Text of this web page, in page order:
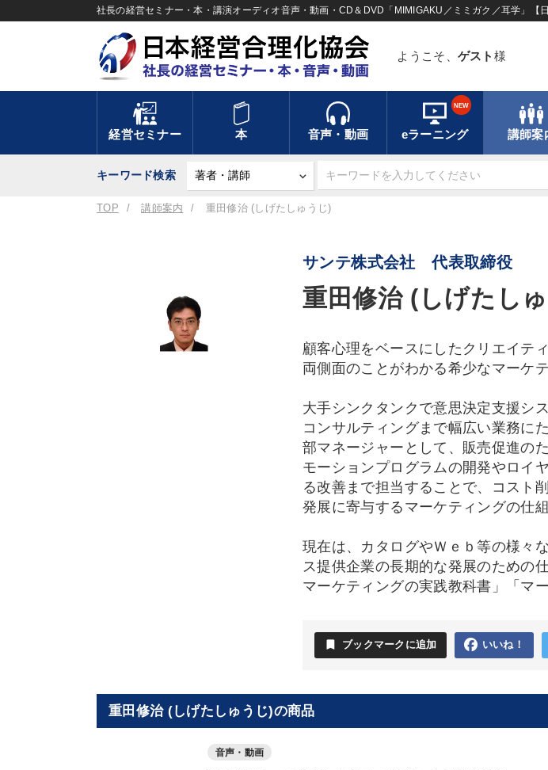
社長の経営セミナー・本・講演オーディオ音声・動画・CD＆DVD「MIMIGAKU／ミミガク／耳学」【
ようこそ、 ゲスト 様
経営セミナー 本 音声・動画 eラーニング
NEW
講師案
キーワード検索
TOP 講師案内 重田修治 (しげたしゅうじ)
サンテ株式会社 代表取締役
重田修治 (しげたし
顧客心理をベースにしたクリエイテ
両側面のことがわかる希少なマーケ
大手シンクタンクで意思決定支援シ
コンサルティングまで幅広い業務に
部マネージャーとして、販売促進の
モーションプログラムの開発やロイ
る改善まで担当することで、コスト
発展に寄与するマーケティングの仕
現在は、カタログやＷｅｂ等の様々
ス提供企業の長期的な発展のための
マーケティングの実践教科書」「マ
bookmark ブックマークに追加 いいね！
重田修治 (しげたしゅうじ)の商品
音声・動画